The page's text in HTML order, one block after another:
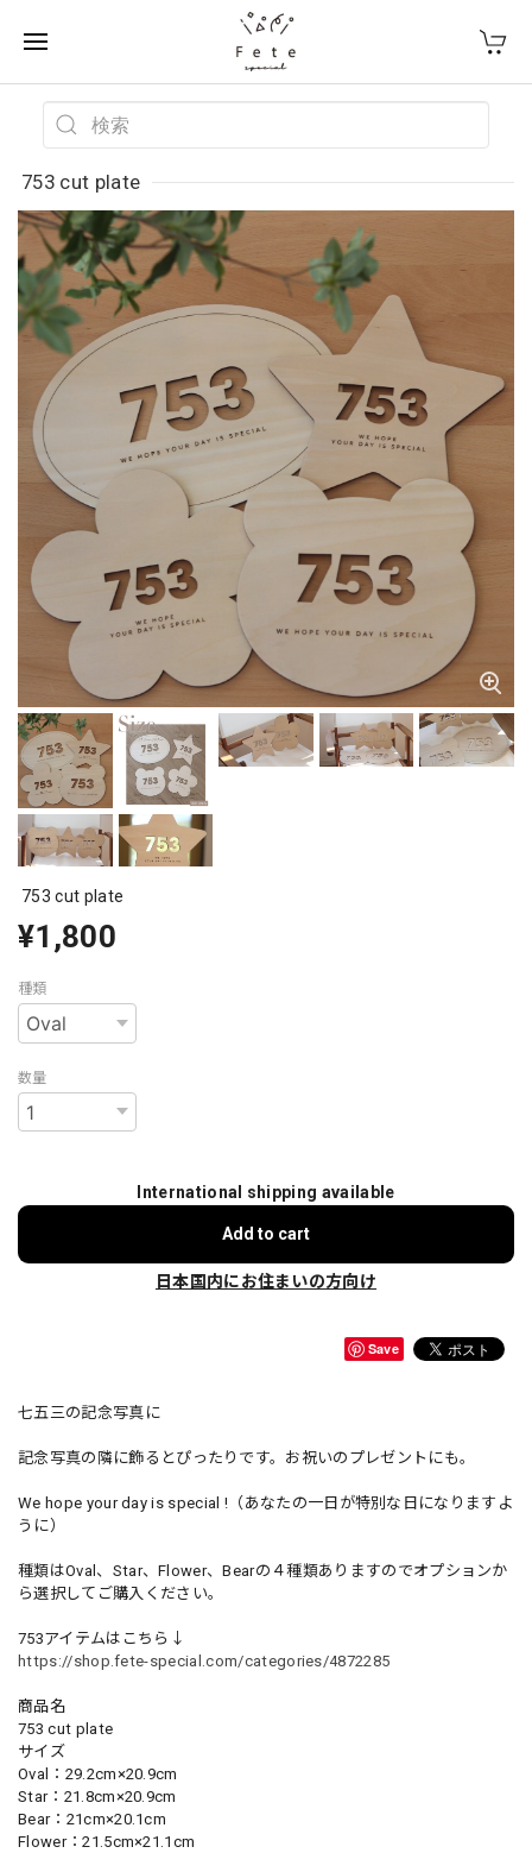
753 cut plate
753 cut plate
¥1,800
種類
数量
International shipping available
Add to cart
日本国内にお住まいの方向け
Save
七五三の記念写真に
記念写真の隣に飾るとぴったりです。お祝いのプレゼントにも。
We hope your day is special !（あなたの一日が特別な日になりますよ
うに）
種類はOval、Star、Flower、Bearの４種類ありますのでオプションか
ら選択してご購入ください。
753アイテムはこちら↓
https://shop.fete-special.com/categories/4872285
商品名
753 cut plate
サイズ
Oval：29.2cm×20.9cm
Star：21.8cm×20.9cm
Bear：21cm×20.1cm
Flower：21.5cm×21.1cm